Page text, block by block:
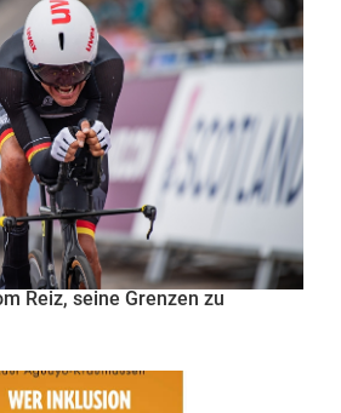
Reiz, seine Grenzen zu